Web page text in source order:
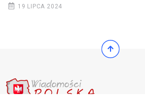
19 LIPCA 2024